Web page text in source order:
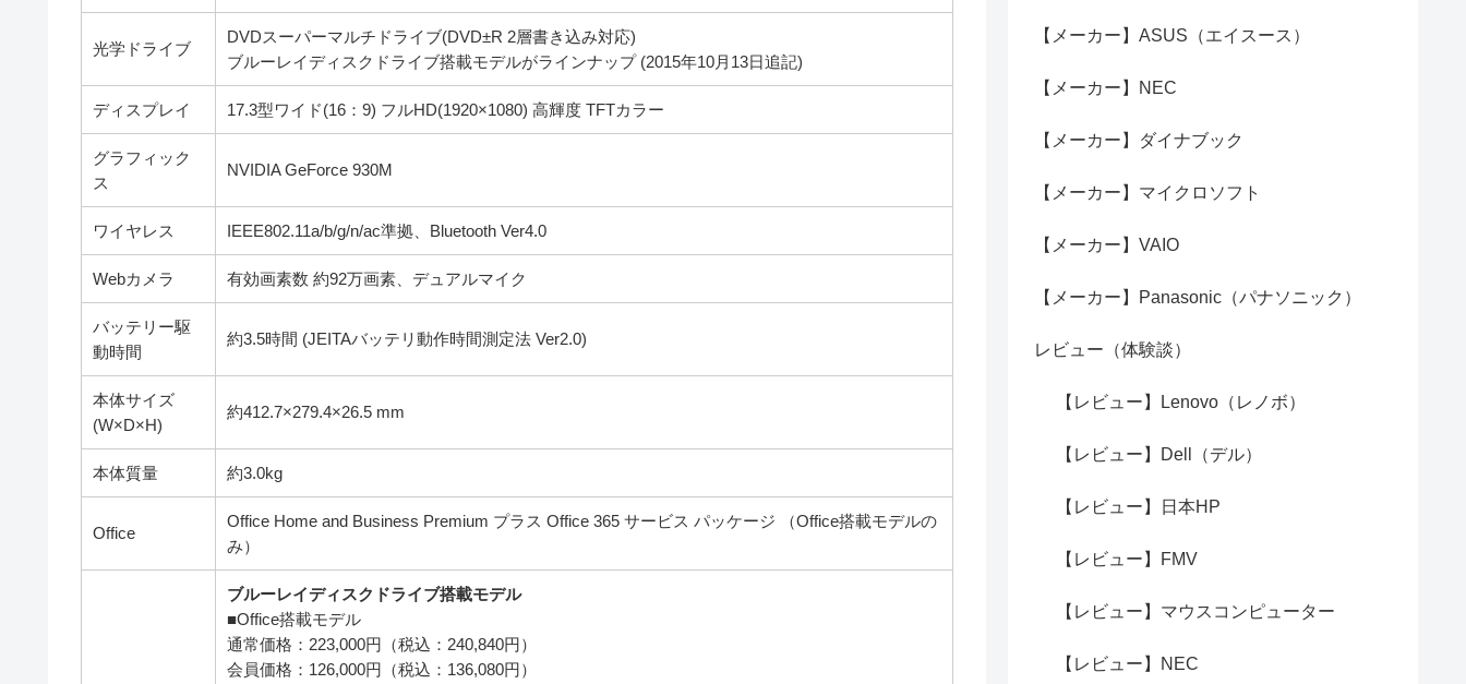
光学ドライブ
DVDスーパーマルチドライブ(DVD±R 2層書き込み対応)
ブルーレイディスクドライブ搭載モデルがラインナップ (2015年10月13日追記)
ディスプレイ 17.3型ワイド(16：9) フルHD(1920×1080) 高輝度 TFTカラー
グラフィック
ス
NVIDIA GeForce 930M
ワイヤレス IEEE802.11a/b/g/n/ac準拠、Bluetooth Ver4.0
Webカメラ 有効画素数 約92万画素、デュアルマイク
バッテリー駆
動時間
約3.5時間 (JEITAバッテリ動作時間測定法 Ver2.0)
本体サイズ
(W×D×H)
約412.7×279.4×26.5 mm
本体質量 約3.0kg
Office
Office Home and Business Premium プラス Office 365 サービス パッケージ （Office搭載モデルの
み）
ブルーレイディスクドライブ搭載モデル
■Office搭載モデル
通常価格：223,000円（税込：240,840円）
会員価格：126,000円（税込：136,080円）
【メーカー】ASUS（エイスース）
【メーカー】NEC
【メーカー】ダイナブック
【メーカー】マイクロソフト
【メーカー】VAIO
【メーカー】Panasonic（パナソニック）
レビュー（体験談）
【レビュー】Lenovo（レノボ）
【レビュー】Dell（デル）
【レビュー】日本HP
【レビュー】FMV
【レビュー】マウスコンピューター
【レビュー】NEC